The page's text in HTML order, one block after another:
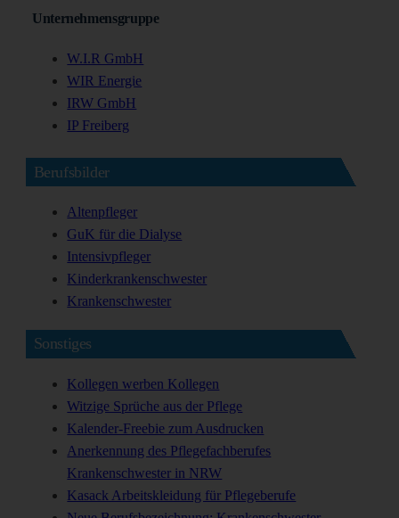
Unternehmensgruppe
W.I.R GmbH
WIR Energie
IRW GmbH
IP Freiberg
Berufsbilder
Altenpfleger
GuK für die Dialyse
Intensivpfleger
Kinderkrankenschwester
Krankenschwester
Sonstiges
Kollegen werben Kollegen
Witzige Sprüche aus der Pflege
Kalender-Freebie zum Ausdrucken
Anerkennung des Pflegefachberufes
Krankenschwester in NRW
Kasack Arbeitskleidung für Pflegeberufe